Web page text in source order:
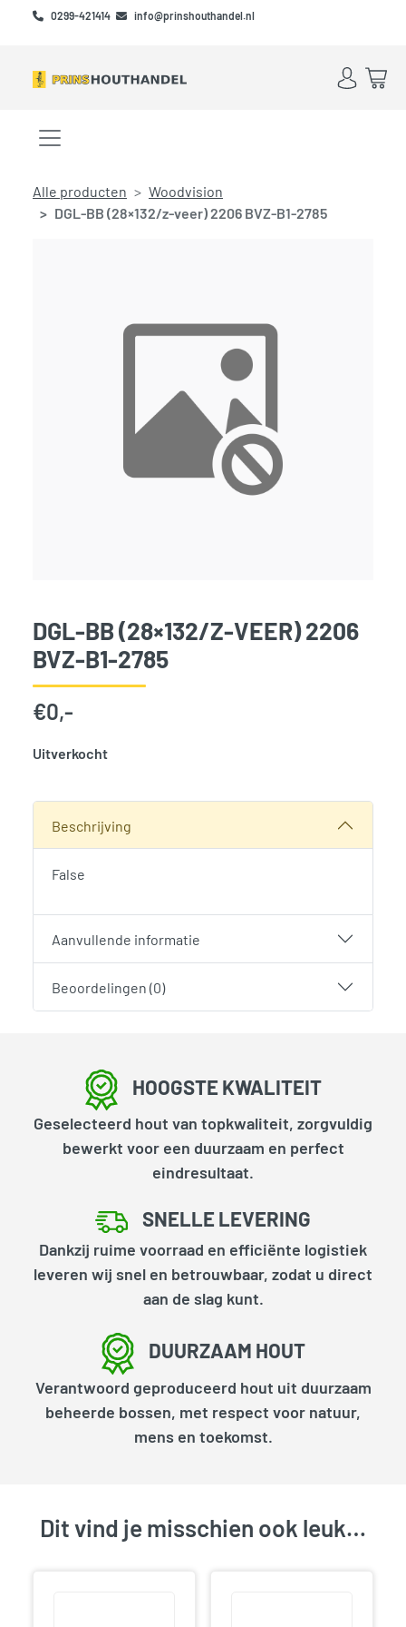
Skip to main content
Skip to footer
0299-421414 info@prinshouthandel.nl
Account
Menu openen/sluiten
Alle producten
Woodvision
DGL-BB (28×132/z-veer) 2206 BVZ-B1-2785
DGL-BB (28×132/Z-VEER) 2206
BVZ-B1-2785
€0,-
Uitverkocht
Beschrijving
False
Aanvullende informatie
Beoordelingen (0)
HOOGSTE KWALITEIT
Geselecteerd hout van topkwaliteit, zorgvuldig
bewerkt voor een duurzaam en perfect
eindresultaat.
SNELLE LEVERING
Dankzij ruime voorraad en efficiënte logistiek
leveren wij snel en betrouwbaar, zodat u direct
aan de slag kunt.
DUURZAAM HOUT
Verantwoord geproduceerd hout uit duurzaam
beheerde bossen, met respect voor natuur,
mens en toekomst.
Dit vind je misschien ook leuk…